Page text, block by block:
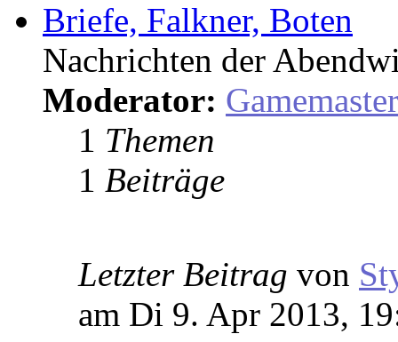
Briefe, Falkner, Boten
Nachrichten der
Moderator: Gamemaster
1 Themen
1 Beiträge
Letzter Beitrag von
am Di 9. Apr 2013,